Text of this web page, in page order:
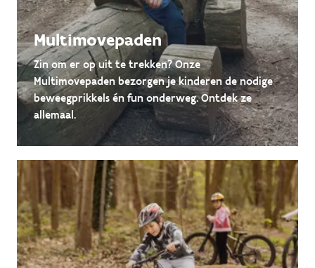
Multimovepaden
Zin om er op uit te trekken? Onze
Multimovepaden bezorgen je kinderen de nodige
beweegprikkels én fun onderweg. Ontdek ze
allemaal.